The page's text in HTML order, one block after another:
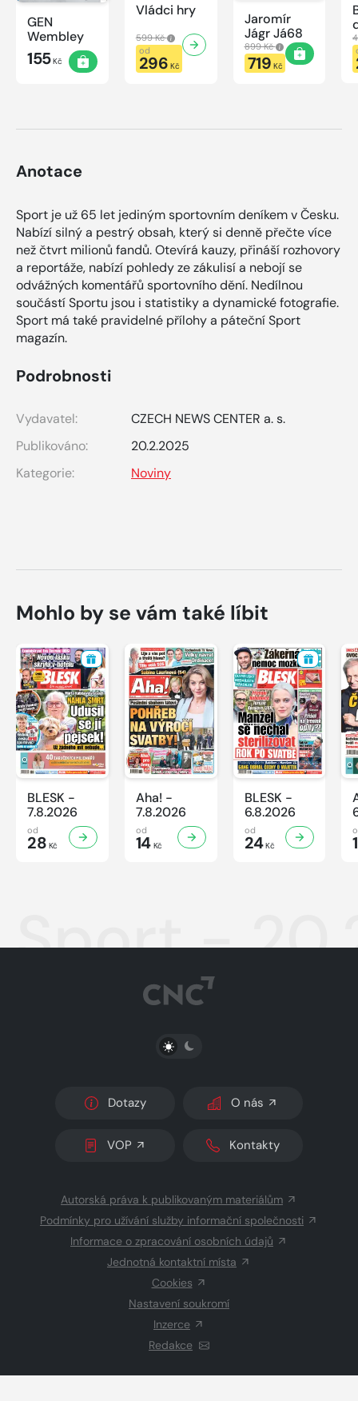
GEN
Wembley
155Kč
Vládci hry
599 Kč
od
296 Kč
Jaromír
Jágr Já68
899 Kč
719 Kč
Anotace
Sport je už 65 let jediným sportovním deníkem v Česku.
Nabízí silný a pestrý obsah, který si denně přečte více
než čtvrt milionů fandů. Otevírá kauzy, přináší rozhovory
a reportáže, nabízí pohledy ze zákulisí a nebojí se
odvážných komentářů sportovního dění. Nedílnou
součástí Sportu jsou i statistiky a dynamické fotografie.
Sport má také pravidelné přílohy a páteční Sport
magazín.
Podrobnosti
Vydavatel:
CZECH NEWS CENTER a. s.
Publikováno:
20.2.2025
Kategorie:
Noviny
Mohlo by se vám také líbit
BLESK -
7.8.2026
od
28 Kč
Aha! -
7.8.2026
od
14Kč
BLESK -
6.8.2026
od
24Kč
Sport -
PŘEPNOUT SVĚTLÝ/TMAVÝ REŽIM
Dotazy O nás
VOP Kontakty
Autorská práva k publikovaným materiálům
Podmínky pro užívání služby informační společnosti
Informace o zpracování osobních údajů
Jednotná kontaktní místa
Cookies
Nastavení soukromí
Inzerce
Redakce